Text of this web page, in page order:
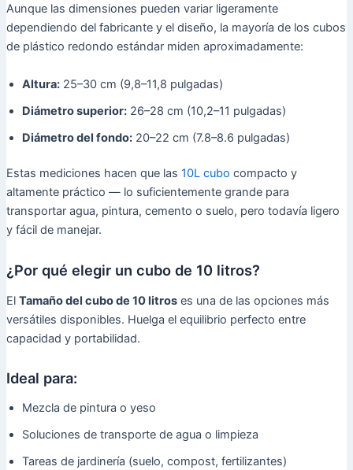
Aunque las dimensiones pueden variar ligeramente
dependiendo del fabricante y el diseño, la mayoría de los cubos
de plástico redondo estándar miden aproximadamente:
Altura:25–30 cm (9,8–11,8 pulgadas)
Diámetro superior:26–28 cm (10,2–11 pulgadas)
Diámetro del fondo:20–22 cm (7.8–8.6 pulgadas)
Estas mediciones hacen que las 10L cubo compacto y
altamente práctico — lo suficientemente grande para
transportar agua, pintura, cemento o suelo, pero todavía ligero
y fácil de manejar.
¿Por qué elegir un cubo de 10 litros?
El Tamaño del cubo de 10 litroses una de las opciones más
versátiles disponibles. Huelga el equilibrio perfecto entre
capacidad y portabilidad.
Ideal para:
Mezcla de pintura o yeso
Soluciones de transporte de agua o limpieza
Tareas de jardinería (suelo, compost, fertilizantes)